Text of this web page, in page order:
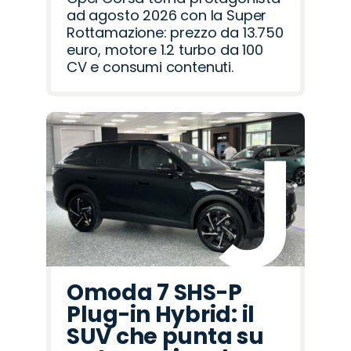
ad agosto 2026 con la Super
Rottamazione: prezzo da 13.750
euro, motore 1.2 turbo da 100
CV e consumi contenuti.
Omoda 7 SHS-P
Plug-in Hybrid: il
SUV che punta su